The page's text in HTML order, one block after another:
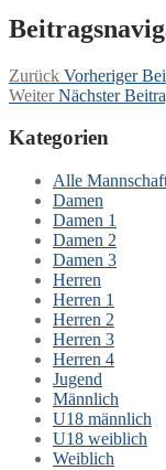
Zurück Vorheriger
Weiter Nächster
Kategorien
Alle
Damen
Damen 1
Damen 2
Damen 3
Herren
Herren 1
Herren 2
Herren 3
Herren 4
Jugend
Männlich
U18 männlich
U18 weiblich
Weiblich